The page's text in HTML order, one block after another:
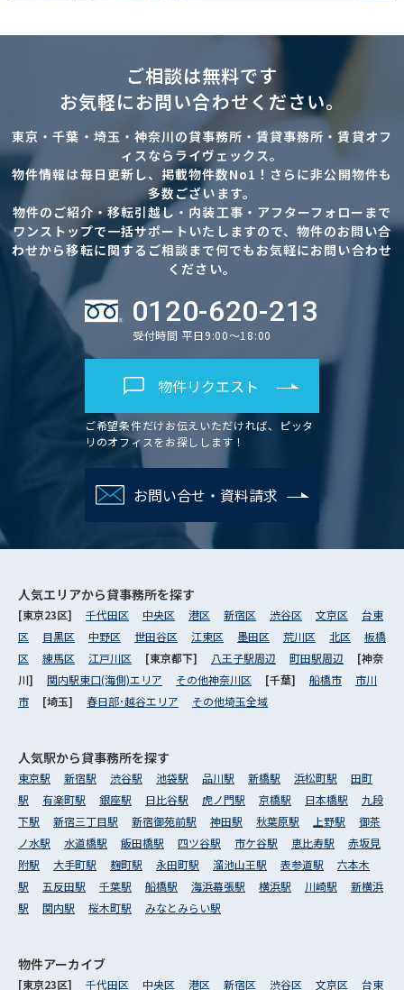
ご相談は無料です
お気軽にお問い合わせください。
東京・千葉・埼玉・神奈川の貸事務所・賃貸事務所・賃貸オフ
ィスならライヴェックス。
物件情報は毎日更新し、掲載物件数No1！さらに非公開物件も
多数ございます。
物件のご紹介・移転引越し・内装工事・アフターフォローまで
ワンストップで一括サポートいたしますので、物件のお問い合
わせから移転に関するご相談まで何でもお気軽にお問い合わせ
ください。
0120-620-213
受付時間 平日9:00～18:00
物件リクエスト
ご希望条件だけお伝えいただければ、ピッタ
リのオフィスをお探しします！
お問い合せ・資料請求
人気エリアから貸事務所を探す
[東京23区] 千代田区 中央区 港区 新宿区 渋谷区 文京区
台東
区
目黒区 中野区 世田谷区 江東区 墨田区 荒川区 北区
板橋
区
練馬区 江戸川区 [東京都下] 八王子駅周辺 町田駅周辺
[神奈
川] 関内駅東口(海側)エリア その他神奈川区 [千葉] 船橋市
市川
市
[埼玉] 春日部･越谷エリア その他埼玉全域
人気駅から貸事務所を探す
東京駅 新宿駅 渋谷駅 池袋駅 品川駅 新橋駅 浜松町駅
田町
駅
有楽町駅 銀座駅 日比谷駅 虎ノ門駅 京橋駅 日本橋駅
九段
下駅
新宿三丁目駅 新宿御苑前駅 神田駅 秋葉原駅 上野駅
御茶
ノ水駅
水道橋駅 飯田橋駅 四ツ谷駅 市ケ谷駅 恵比寿駅
赤坂見
附駅
大手町駅 麹町駅 永田町駅 溜池山王駅 表参道駅
六本木
駅
五反田駅 千葉駅 船橋駅 海浜幕張駅 横浜駅 川崎駅
新横浜
駅
関内駅 桜木町駅 みなとみらい駅
物件アーカイブ
[東京23区] 千代田区 中央区 港区 新宿区 渋谷区 文京区 台東